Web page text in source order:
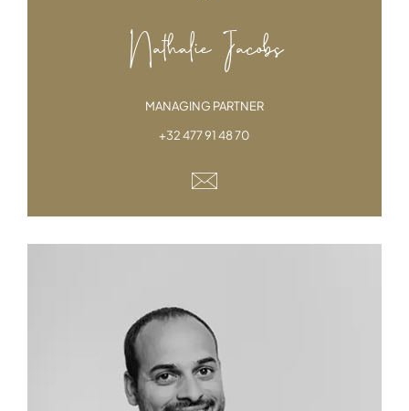
Nathalie Jacobs
MANAGING PARTNER
+32 477 91 48 70